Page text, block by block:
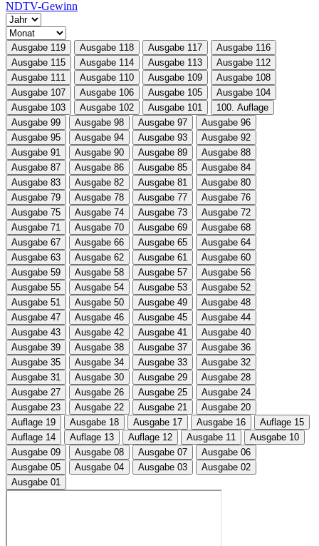
NDTV-Gewinn
Ausgabe 119 Ausgabe 118 Ausgabe 117
Ausgabe 116
Ausgabe 115
Ausgabe 114 Ausgabe 113
Ausgabe 112
Ausgabe 111
Ausgabe 110 Ausgabe 109
Ausgabe 108
Ausgabe 107
Ausgabe 106 Ausgabe 105
Ausgabe 104
Ausgabe 103
Ausgabe 102 Ausgabe 101
100. Auflage
Ausgabe 99
Ausgabe 98 Ausgabe 97
Ausgabe 96
Ausgabe 95
Ausgabe 94 Ausgabe 93
Ausgabe 92
Ausgabe 91
Ausgabe 90 Ausgabe 89
Ausgabe 88
Ausgabe 87
Ausgabe 86 Ausgabe 85
Ausgabe 84
Ausgabe 83
Ausgabe 82 Ausgabe 81
Ausgabe 80
Ausgabe 79
Ausgabe 78 Ausgabe 77
Ausgabe 76
Ausgabe 75
Ausgabe 74 Ausgabe 73
Ausgabe 72
Ausgabe 71
Ausgabe 70 Ausgabe 69
Ausgabe 68
Ausgabe 67
Ausgabe 66 Ausgabe 65
Ausgabe 64
Ausgabe 63
Ausgabe 62 Ausgabe 61
Ausgabe 60
Ausgabe 59
Ausgabe 58 Ausgabe 57
Ausgabe 56
Ausgabe 55
Ausgabe 54 Ausgabe 53
Ausgabe 52
Ausgabe 51
Ausgabe 50 Ausgabe 49
Ausgabe 48
Ausgabe 47
Ausgabe 46 Ausgabe 45
Ausgabe 44
Ausgabe 43
Ausgabe 42 Ausgabe 41
Ausgabe 40
Ausgabe 39
Ausgabe 38 Ausgabe 37
Ausgabe 36
Ausgabe 35
Ausgabe 34 Ausgabe 33
Ausgabe 32
Ausgabe 31
Ausgabe 30 Ausgabe 29
Ausgabe 28
Ausgabe 27
Ausgabe 26 Ausgabe 25
Ausgabe 24
Ausgabe 23
Ausgabe 22 Ausgabe 21
Ausgabe 20
Auflage 19
Ausgabe 18 Ausgabe 17 Ausgabe 16
Auflage 15
Auflage 14
Auflage 13 Auflage 12 Ausgabe 11
Ausgabe 10
Ausgabe 09
Ausgabe 08 Ausgabe 07
Ausgabe 06
Ausgabe 05
Ausgabe 04 Ausgabe 03
Ausgabe 02
Ausgabe 01